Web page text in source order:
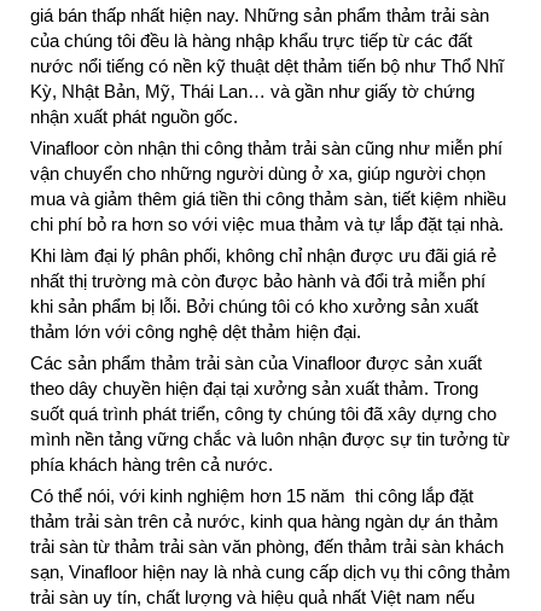
giá bán thấp nhất hiện nay. Những sản phẩm thảm trải sàn
của chúng tôi đều là hàng nhập khẩu trực tiếp từ các đất
nước nổi tiếng có nền kỹ thuật dệt thảm tiến bộ như Thổ Nhĩ
Kỳ, Nhật Bản, Mỹ, Thái Lan… và gần như giấy tờ chứng
nhận xuất phát nguồn gốc.
Vinafloor còn nhận thi công thảm trải sàn cũng như miễn phí
vận chuyển cho những người dùng ở xa, giúp người chọn
mua và giảm thêm giá tiền thi công thảm sàn, tiết kiệm nhiều
chi phí bỏ ra hơn so với việc mua thảm và tự lắp đặt tại nhà.
Khi làm đại lý phân phối, không chỉ nhận được ưu đãi giá rẻ
nhất thị trường mà còn được bảo hành và đổi trả miễn phí
khi sản phẩm bị lỗi. Bởi chúng tôi có kho xưởng sản xuất
thảm lớn với công nghệ dệt thảm hiện đại.
Các sản phẩm thảm trải sàn của Vinafloor được sản xuất
theo dây chuyền hiện đại tại xưởng sản xuất thảm. Trong
suốt quá trình phát triển, công ty chúng tôi đã xây dựng cho
mình nền tảng vững chắc và luôn nhận được sự tin tưởng từ
phía khách hàng trên cả nước.
Có thể nói, với kinh nghiệm hơn 15 năm thi công lắp đặt
thảm trải sàn trên cả nước, kinh qua hàng ngàn dự án thảm
trải sàn từ thảm trải sàn văn phòng, đến thảm trải sàn khách
sạn, Vinafloor hiện nay là nhà cung cấp dịch vụ thi công thảm
trải sàn uy tín, chất lượng và hiệu quả nhất Việt nam nếu